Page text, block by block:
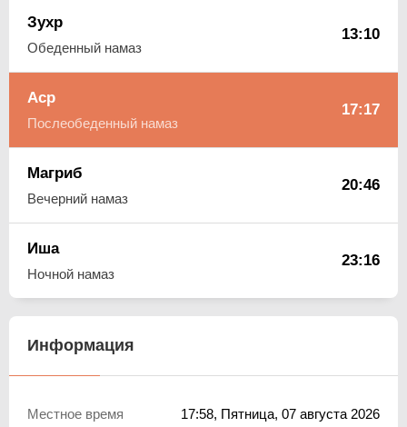
Зухр
Обеденный намаз
13:10
Аср
Послеобеденный намаз
17:17
Магриб
Вечерний намаз
20:46
Иша
Ночной намаз
23:16
Информация
Местное время 17:58, Пятница, 07 августа 2026